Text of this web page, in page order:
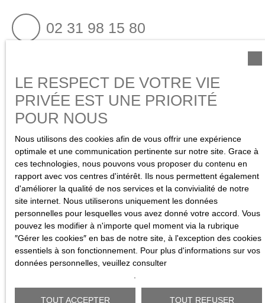
02 31 98 15 80
11 Place Morny
14800 Deauville
LE RESPECT DE VOTRE VIE
PRIVÉE EST UNE PRIORITÉ
POUR NOUS
Nous utilisons des cookies afin de vous offrir une expérience
optimale et une communication pertinente sur notre site. Grace à
ces technologies, nous pouvons vous proposer du contenu en
rapport avec vos centres d'intérêt. Ils nous permettent également
d'améliorer la qualité de nos services et la convivialité de notre
site internet. Nous utiliserons uniquement les données
personnelles pour lesquelles vous avez donné votre accord. Vous
pouvez les modifier à n'importe quel moment via la rubrique
″Gérer les cookies″ en bas de notre site, à l'exception des cookies
essentiels à son fonctionnement. Pour plus d'informations sur vos
données personnelles, veuillez consulter
TOUT ACCEPTER TOUT REFUSER